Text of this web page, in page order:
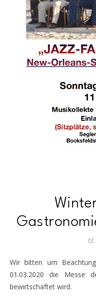
Wir bitten um Beachtung, dass in der Zeit vom 15.01. –
01.03.2020 die Messe
bewirtschaftet wird.